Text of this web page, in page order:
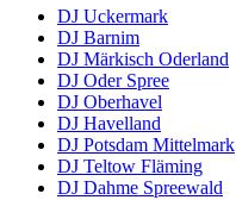
DJ Uckermark
DJ Barnim
DJ Märkisch Oderland
DJ Oder Spree
DJ Oberhavel
DJ Havelland
DJ Potsdam Mittelmark
DJ Teltow Fläming
DJ Dahme Spreewald